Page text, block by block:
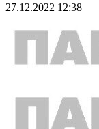
27.12.2022 12:38